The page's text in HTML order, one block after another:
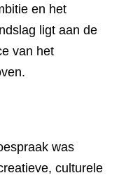
en het
ligt aan de
van het
was
culturele